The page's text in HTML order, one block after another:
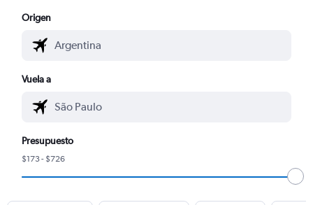
Origen
Vuela a
Presupuesto
$173 - $726